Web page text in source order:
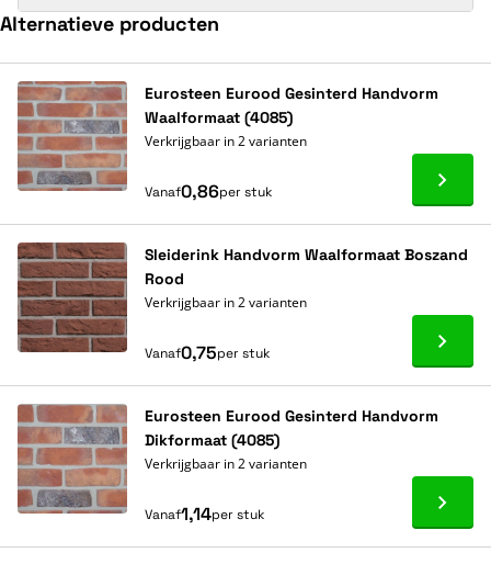
Alternatieve producten
Eurosteen Eurood Gesinterd Handvorm
Waalformaat (4085)
Verkrijgbaar in 2 varianten
Vanaf0,86per stuk Ga
Sleiderink Handvorm Waalformaat Boszand
Rood
Verkrijgbaar in 2 varianten
Vanaf0,75per stuk Ga
Eurosteen Eurood Gesinterd Handvorm
Dikformaat (4085)
Verkrijgbaar in 2 varianten
Vanaf1,14per stuk Ga